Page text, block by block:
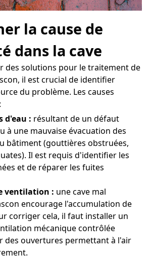
la cause de
dans la cave
des solutions pour le traitement de
il est crucial de identifier
du problème. Les causes
d'eau : résultant de un défaut
à une mauvaise évacuation des
bâtiment (gouttières obstruées,
Il est requis d'identifier les
et de réparer les fuites
ventilation : une cave mal
encourage l'accumulation de
corriger cela, il faut installer un
mécanique contrôlée
des ouvertures permettant à l'air